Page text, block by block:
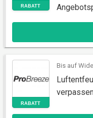
RABATT
Bis auf